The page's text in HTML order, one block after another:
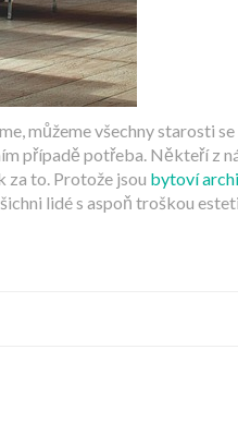
můžeme všechny starosti
případě potřeba. Někteří z
to. Protože jsou bytoví
lidé s aspoň troškou